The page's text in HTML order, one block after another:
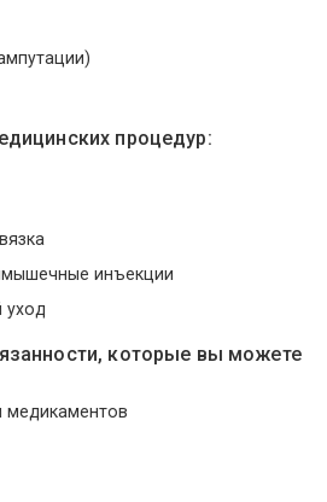
процедур:
инъекции
уход
которые вы можете
медикаментов